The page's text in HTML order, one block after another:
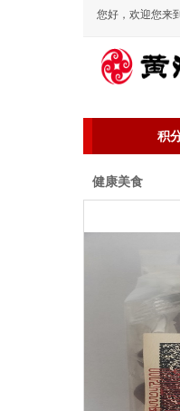
您好，欢迎您来
积
健康美食